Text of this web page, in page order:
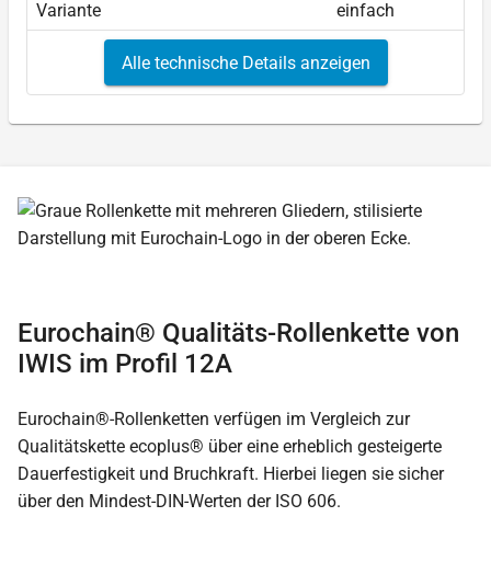
Variante
einfach
Alle technische Details anzeigen
Eurochain® Qualitäts-Rollenkette von
IWIS im Profil 12A
Eurochain®-Rollenketten verfügen im Vergleich zur
Qualitätskette ecoplus® über eine erheblich gesteigerte
Dauerfestigkeit und Bruchkraft. Hierbei liegen sie sicher
über den Mindest-DIN-Werten der ISO 606.